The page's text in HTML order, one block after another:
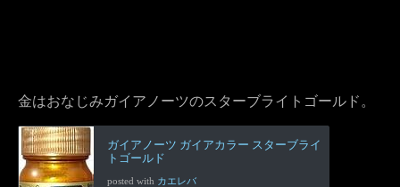
金はおなじみガイアノーツのスターブライトゴールド。
ガイアノーツ ガイアカラー スターブライ
トゴールド
posted with カエレバ